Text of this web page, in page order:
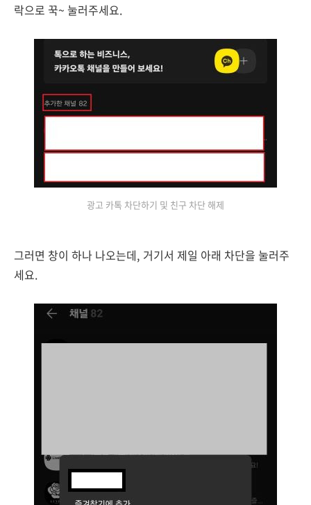
락으로 꾹~ 눌러주세요.
광고 카톡 차단하기 및 친구 차단 해제
그러면 창이 하나 나오는데, 거기서 제일 아래 차단을 눌러주
세요.